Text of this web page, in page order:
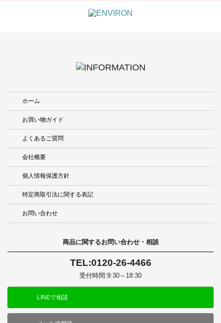
ホーム
お買い物ガイド
よくあるご質問
会社概要
個人情報保護方針
特定商取引法に関する表記
お問い合わせ
商品に関するお問い合わせ・相談
TEL:0120-26-4466
受付時間:9:30～18:30
LINEで相談